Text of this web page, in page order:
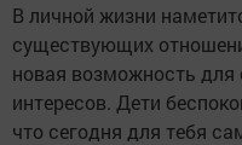
В личной жизни
существующих
новая возможность
интересов. Дети
что сегодня для тебя